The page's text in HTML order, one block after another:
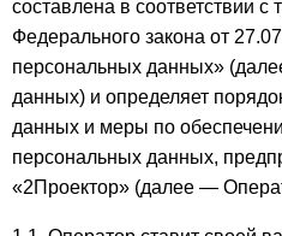
составлена в соответствии с
Федерального закона от
персональных данных»
данных) и определяет
данных и меры по
персональных данных,
«2Проектор» (далее —